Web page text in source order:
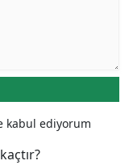
kabul ediyorum